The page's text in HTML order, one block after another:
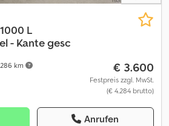
286 km
L
- Kante gesc
€ 3.600
Festpreis zzgl. MwSt.
(€ 4.284 brutto)
Anrufen